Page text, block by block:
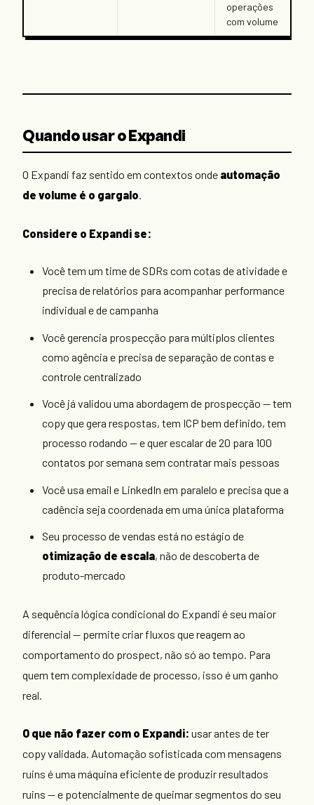
operações
com volume
Quando usar o Expandi
O Expandi faz sentido em contextos onde automação
de volume é o gargalo.
Considere o Expandi se:
Você tem um time de SDRs com cotas de atividade e
precisa de relatórios para acompanhar performance
individual e de campanha
Você gerencia prospecção para múltiplos clientes
como agência e precisa de separação de contas e
controle centralizado
Você já validou uma abordagem de prospecção — tem
copy que gera respostas, tem ICP bem definido, tem
processo rodando — e quer escalar de 20 para 100
contatos por semana sem contratar mais pessoas
Você usa email e LinkedIn em paralelo e precisa que a
cadência seja coordenada em uma única plataforma
Seu processo de vendas está no estágio de
otimização de escala, não de descoberta de
produto-mercado
A sequência lógica condicional do Expandi é seu maior
diferencial — permite criar fluxos que reagem ao
comportamento do prospect, não só ao tempo. Para
quem tem complexidade de processo, isso é um ganho
real.
O que não fazer com o Expandi: usar antes de ter
copy validada. Automação sofisticada com mensagens
ruins é uma máquina eficiente de produzir resultados
ruins — e potencialmente de queimar segmentos do seu